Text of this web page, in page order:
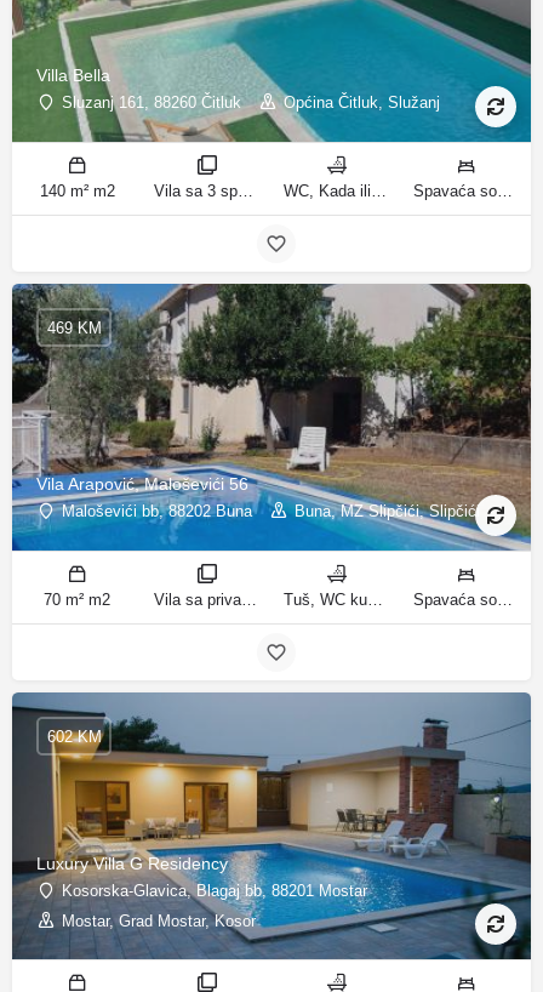
Villa Bella
Sluzanj 161, 88260 Čitluk Općina Čitluk, Služanj
140 m² m2 Vila sa 3 spavaće sobe sobe WC, Kada ili tuš kupatila Spavaća soba 1: 1 bračni krevet | Spavaća soba 2: 2 kreveta za jednu osobu | Spavaća soba 3: 2 kreveta za jednu osobu | Dnevni boravak: 1 kauč na razvlačenje ležaja
Vila Arapović, Maloševići 56
Maloševići bb, 88202 Buna Buna, MZ Slipčići, Slipčići
469 KM
70 m² m2 Vila sa privatnim bazenom sobe Tuš, WC kupatila Spavaća soba 1: 3 odvojena kreveta | Spavaća soba 2: 3 kreveta za jednu osobu | Dnevni boravak: 1 kauč na razvlačenje ležaja
Luxury Villa G Residency
Kosorska-Glavica, Blagaj bb, 88201 Mostar
Mostar, Grad Mostar, Kosor
602 KM